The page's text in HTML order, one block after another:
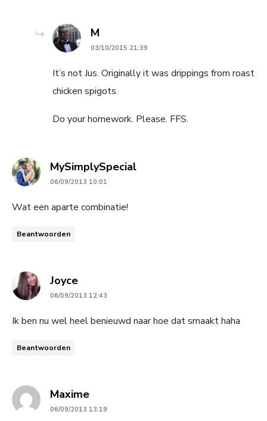
M
03/10/2015 21:39
It’s not Jus. Originally it was drippings from roast
chicken spigots.
Do your homework. Please. FFS.
MySimplySpecialsays:
06/09/2013 10:01
Wat een aparte combinatie!
Beantwoorden
Joycesays:
06/09/2013 12:43
Ik ben nu wel heel benieuwd naar hoe dat smaakt haha
Beantwoorden
Maximesays:
06/09/2013 13:19